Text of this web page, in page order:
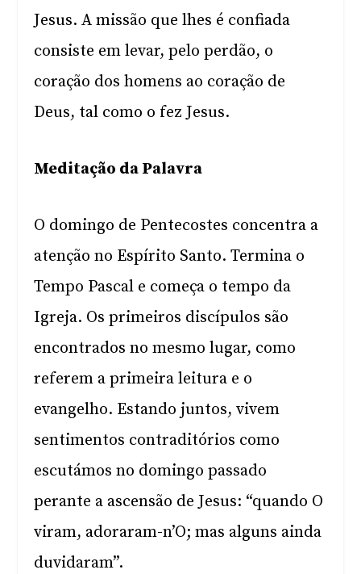
Jesus. A missão que lhes é confiada
consiste em levar, pelo perdão, o
coração dos homens ao coração de
Deus, tal como o fez Jesus.
Meditação da Palavra
O domingo de Pentecostes concentra a
atenção no Espírito Santo. Termina o
Tempo Pascal e começa o tempo da
Igreja. Os primeiros discípulos são
encontrados no mesmo lugar, como
referem a primeira leitura e o
evangelho. Estando juntos, vivem
sentimentos contraditórios como
escutámos no domingo passado
perante a ascensão de Jesus: “quando O
viram, adoraram-n’O; mas alguns ainda
duvidaram”.